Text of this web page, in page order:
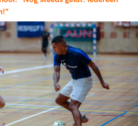
Experts
Centre